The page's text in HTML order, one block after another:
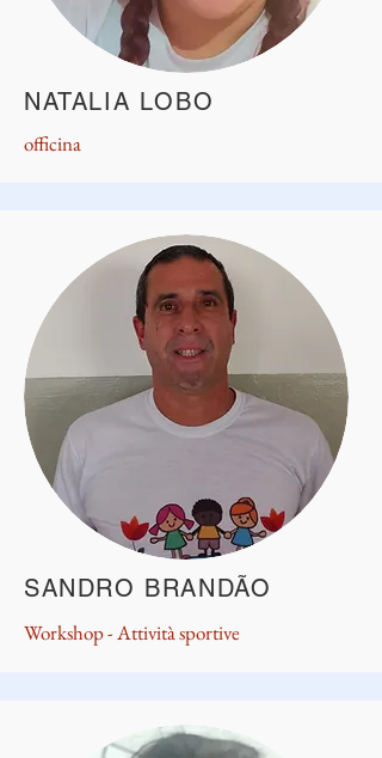
NATALIA LOBO
officina
SANDRO BRANDÃO
Workshop - Attività sportive